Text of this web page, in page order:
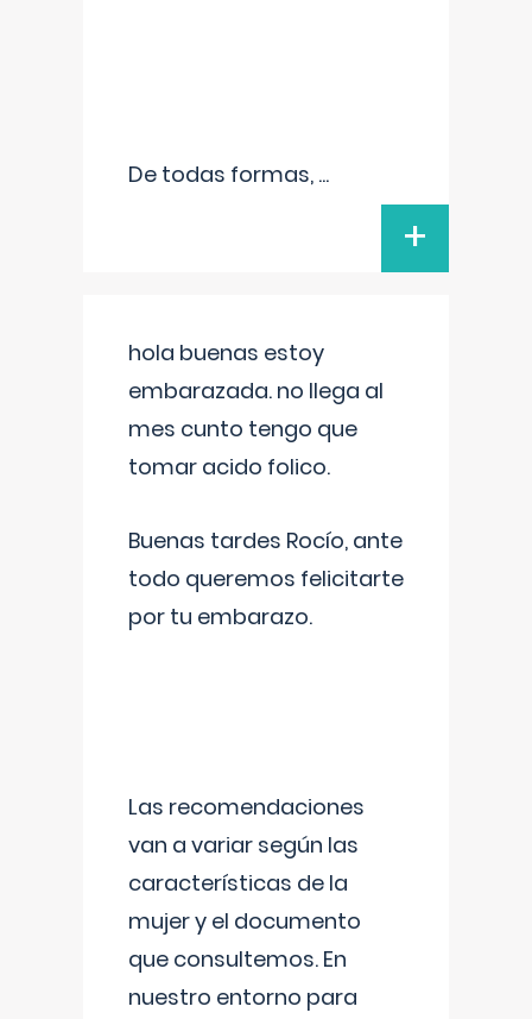
De todas formas, ...
+
hola buenas estoy
embarazada. no llega al
mes cunto tengo que
tomar acido folico.
Buenas tardes Rocío, ante
todo queremos felicitarte
por tu embarazo.
Las recomendaciones
van a variar según las
características de la
mujer y el documento
que consultemos. En
nuestro entorno para